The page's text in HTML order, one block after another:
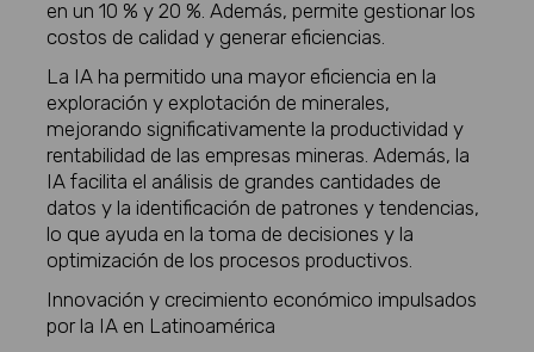
en un 10 % y 20 %. Además, permite gestionar los
costos de calidad y generar eficiencias.
La IA ha permitido una mayor eficiencia en la
exploración y explotación de minerales,
mejorando significativamente la productividad y
rentabilidad de las empresas mineras. Además, la
IA facilita el análisis de grandes cantidades de
datos y la identificación de patrones y tendencias,
lo que ayuda en la toma de decisiones y la
optimización de los procesos productivos.
Innovación y crecimiento económico impulsados
por la IA en Latinoamérica